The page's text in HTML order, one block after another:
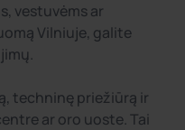
vestuvėms ar
Vilniuje, galite
techninę priežiūrą ir
ar oro uoste. Tai